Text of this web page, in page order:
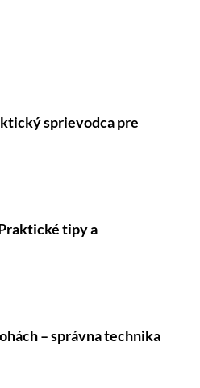
sprievodca pre
tipy a
– správna technika